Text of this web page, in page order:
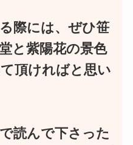
際には、ぜひ笹
と紫陽花の景色
頂ければと思い
読んで下さった